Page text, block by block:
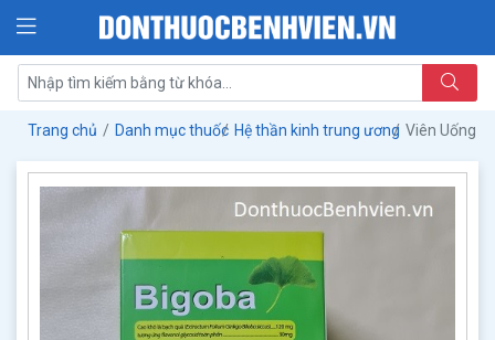
Trang chủ Danh mục thuốc Hệ thần kinh trung ương Viên Uống